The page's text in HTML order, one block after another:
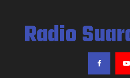
Radio